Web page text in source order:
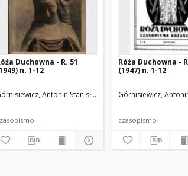
Red.
Duchowna - R. 51
n. 1-12
Antonin Stanisław (1871-1948). Red.
Róża Duchowna -
(1947) n. 1-12
Górnisiewicz,
czasopismo